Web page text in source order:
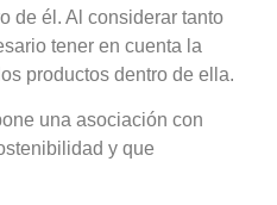
de él. Al considerar tanto
tener en cuenta la
productos dentro de ella.
una asociación con
y que